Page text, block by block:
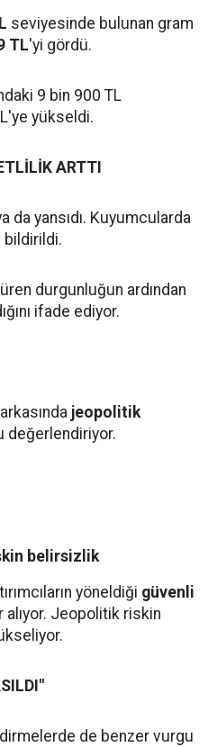
seviyesinde bulunan gram
TL'yi gördü.
9 bin 900 TL
yükseldi.
ARTTI
da yansıdı. Kuyumcularda
bildirildi.
durgunluğun ardından
ifade ediyor.
jeopolitik
değerlendiriyor.
belirsizlik
yöneldiği güvenli
alıyor. Jeopolitik riskin
de benzer vurgu